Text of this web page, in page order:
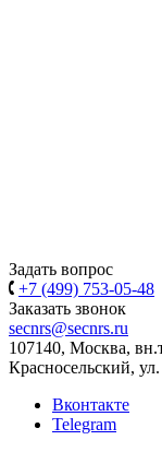
Задать вопрос
+7 (499) 753-05-48
Заказать звонок
secnrs@secnrs.ru
107140, Москва,
Красносельский,
Вконтакте
Telegram